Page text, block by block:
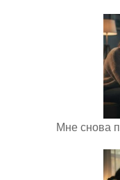
Мне снова